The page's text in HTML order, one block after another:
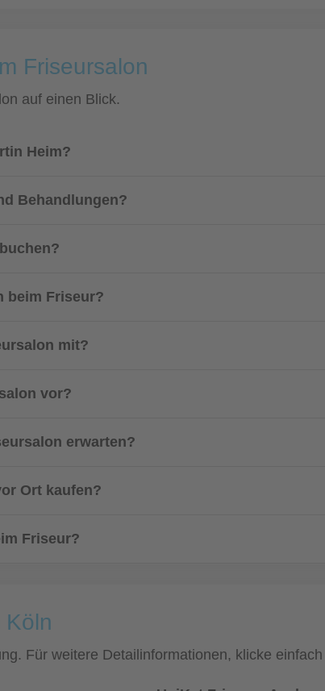
Friseursalon
auf einen Blick.
Heim?
Behandlungen?
beim Friseur?
mit?
vor?
erwarten?
Ort kaufen?
Friseur?
Köln
Für weitere Detailinformationen, klicke